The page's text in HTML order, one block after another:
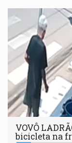
VOVÔ
bicicleta na